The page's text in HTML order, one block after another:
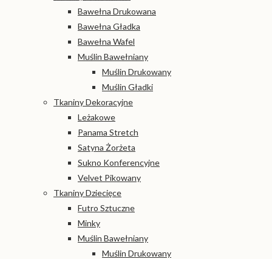
Bawełna Drukowana
Bawełna Gładka
Bawełna Wafel
Muślin Bawełniany
Muślin Drukowany
Muślin Gładki
Tkaniny Dekoracyjne
Leżakowe
Panama Stretch
Satyna Żorżeta
Sukno Konferencyjne
Velvet Pikowany
Tkaniny Dziecięce
Futro Sztuczne
Minky
Muślin Bawełniany
Muślin Drukowany